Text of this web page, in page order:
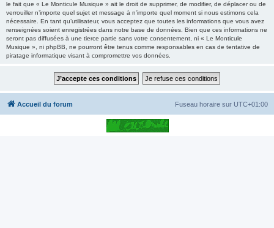
le fait que « Le Monticule Musique » ait le droit de supprimer, de modifier, de déplacer ou de
verrouiller n’importe quel sujet et message à n’importe quel moment si nous estimons cela
nécessaire. En tant qu’utilisateur, vous acceptez que toutes les informations que vous avez
renseignées soient enregistrées dans notre base de données. Bien que ces informations ne
seront pas diffusées à une tierce partie sans votre consentement, ni « Le Monticule
Musique », ni phpBB, ne pourront être tenus comme responsables en cas de tentative de
piratage informatique visant à compromettre vos données.
Accueil du forum Fuseau horaire sur UTC+01:00